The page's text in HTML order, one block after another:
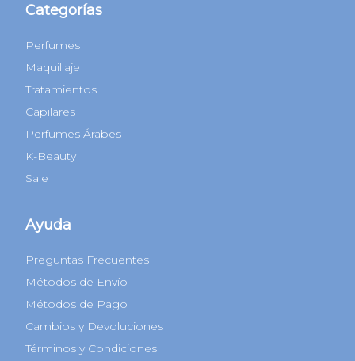
Categorías
Perfumes
Maquillaje
Tratamientos
Capilares
Perfumes Árabes
K-Beauty
Sale
Ayuda
Preguntas Frecuentes
Métodos de Envío
Métodos de Pago
Cambios y Devoluciones
Términos y Condiciones